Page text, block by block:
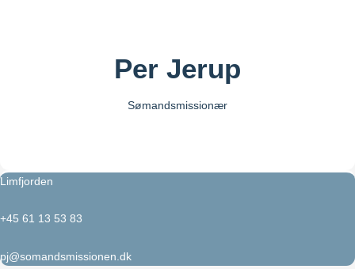
Per Jerup
Sømandsmissionær
Limfjorden
+45 61 13 53 83
pj@somandsmissionen.dk